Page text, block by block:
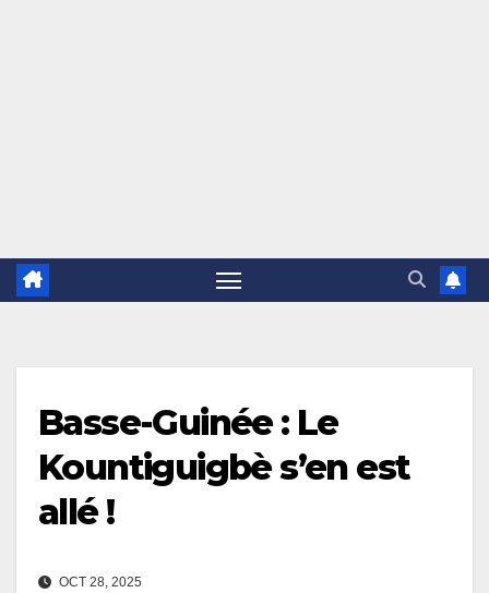
Basse-Guinée : Le
Kountiguigbè s’en est
allé !
OCT 28, 2025